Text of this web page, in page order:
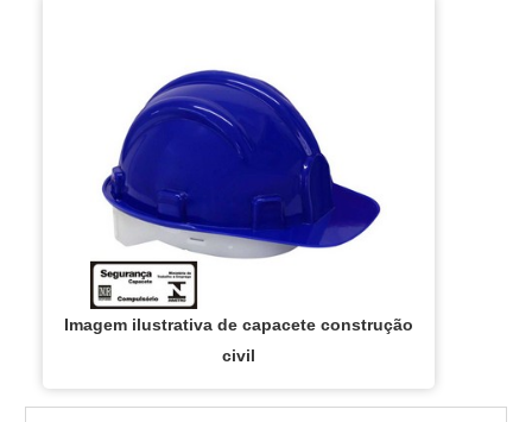
Imagem ilustrativa de capacete construção
civil